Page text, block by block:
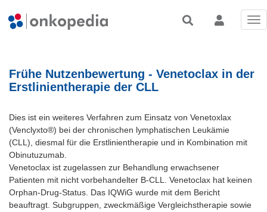
Frühe Nutzenbewertung - Venetoclax in der
Erstlinientherapie der CLL
Dies ist ein weiteres Verfahren zum Einsatz von Venetoxlax
(Venclyxto®) bei der chronischen lymphatischen Leukämie
(CLL), diesmal für die Erstlinientherapie und in Kombination mit
Obinutuzumab.
Venetoclax ist zugelassen zur Behandlung erwachsener
Patienten mit nicht vorbehandelter B-CLL. Venetoclax hat keinen
Orphan-Drug-Status. Das IQWiG wurde mit dem Bericht
beauftragt. Subgruppen, zweckmäßige Vergleichstherapie sowie